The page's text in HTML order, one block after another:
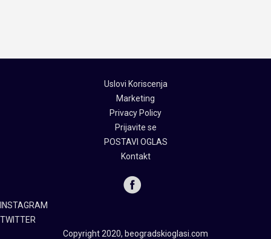
Uslovi Koriscenja
Marketing
Privacy Policy
Prijavite se
POSTAVI OGLAS
Kontakt
INSTAGRAM
TWITTER
Copyright 2020, beogradskioglasi.com